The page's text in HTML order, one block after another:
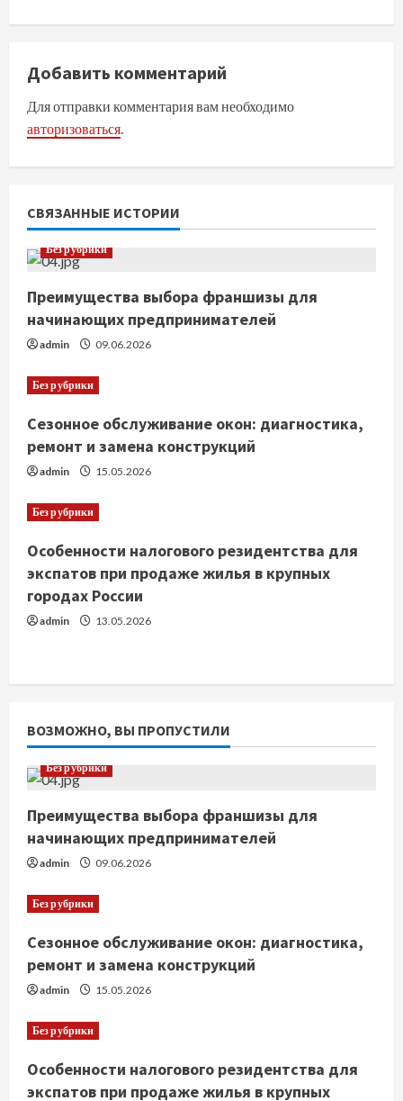
т
ь
ч
т
е
и
е
Добавить комментарий
Для отправки комментария вам необходимо
авторизоваться.
СВЯЗАННЫЕ ИСТОРИИ
Без рубрики
Преимущества выбора франшизы для
начинающих предпринимателей
admin 09.06.2026
Без рубрики
Сезонное обслуживание окон: диагностика,
ремонт и замена конструкций
admin 15.05.2026
Без рубрики
Особенности налогового резидентства для
экспатов при продаже жилья в крупных
городах России
admin 13.05.2026
ВОЗМОЖНО, ВЫ ПРОПУСТИЛИ
Без рубрики
Преимущества выбора франшизы для
начинающих предпринимателей
admin 09.06.2026
Без рубрики
Сезонное обслуживание окон: диагностика,
ремонт и замена конструкций
admin 15.05.2026
Без рубрики
Особенности налогового резидентства для
экспатов при продаже жилья в крупных